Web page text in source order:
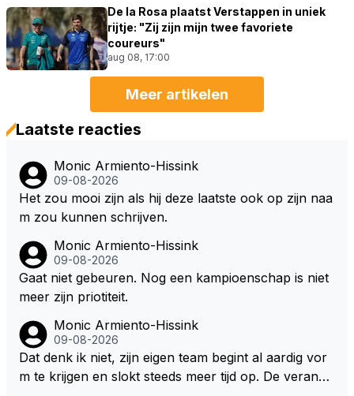
De la Rosa plaatst Verstappen in uniek
rijtje: "Zij zijn mijn twee favoriete
coureurs"
aug 08, 17:00
Meer artikelen
Laatste reacties
Monic Armiento-Hissink
09-08-2026
Het zou mooi zijn als hij deze laatste ook op zijn naa
m zou kunnen schrijven.
Monic Armiento-Hissink
09-08-2026
Gaat niet gebeuren. Nog een kampioenschap is niet
meer zijn priotiteit.
Monic Armiento-Hissink
09-08-2026
Dat denk ik niet, zijn eigen team begint al aardig vor
m te krijgen en slokt steeds meer tijd op. De verande